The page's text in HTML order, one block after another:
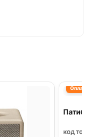
Оплата
код